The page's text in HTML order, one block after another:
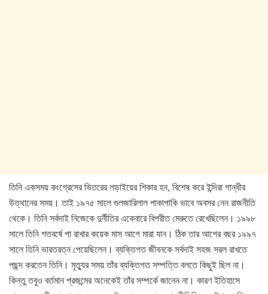
তিনি একসময় কংগ্রেসের ভিতরের লড়াইয়ের শিকার হন, বিশেষ করে ইন্দিরা গান্ধীর
উত্থানের সময়। তাই ১৯৭৫ সালে গুলজারিলাল পাকাপাকি ভাবে অবসর নেন রাজনীতি
থেকে। তিনি সর্বদাই নিজেকে দুর্নীতির একেবারে বিপরীত মেরুতে রেখেছিলেন। ১৯৯৮
সালে তিনি শতবর্ষে পা রাখার কয়েক মাস আগে মারা যান। ঠিক তার আগের বছর ১৯৯৭
সালে তিনি ভারতরত্ন পেয়েছিলেন। ব্যক্তিগত জীবনকে সর্বদাই সহজ সরল রাখতে
পছন্দ করতেন তিনি। মৃত্যুর সময় তাঁর ব্যক্তিগত সম্পত্তি বলতে কিছুই ছিল না।
কিন্তু তবুও বর্তমান প্রজন্মের অনেকেই তাঁর সম্পর্কে জানেন না। কারণ ইতিহাসে